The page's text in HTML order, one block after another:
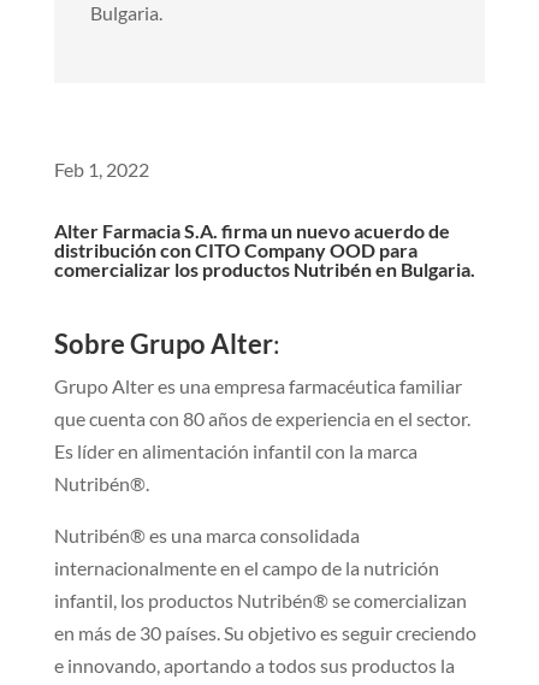
Bulgaria.
Feb 1, 2022
Alter Farmacia S.A. firma un nuevo acuerdo de
distribución con CITO Company OOD para
comercializar los productos Nutribén en Bulgaria.
Sobre Grupo Alter:
Grupo Alter es una empresa farmacéutica familiar
que cuenta con 80 años de experiencia en el sector.
Es líder en alimentación infantil con la marca
Nutribén®.
Nutribén® es una marca consolidada
internacionalmente en el campo de la nutrición
infantil, los productos Nutribén® se comercializan
en más de 30 países. Su objetivo es seguir creciendo
e innovando, aportando a todos sus productos la